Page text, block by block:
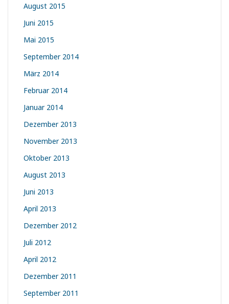
August 2015
Juni 2015
Mai 2015
September 2014
März 2014
Februar 2014
Januar 2014
Dezember 2013
November 2013
Oktober 2013
August 2013
Juni 2013
April 2013
Dezember 2012
Juli 2012
April 2012
Dezember 2011
September 2011